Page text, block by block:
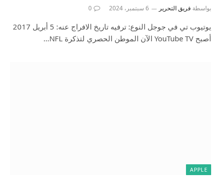
بواسطة فريق التحرير 6 سبتمبر، 2024 0
يوتيوب تي في جوجل النوع: ترفيه تاريخ الافراج عنه: 5 أبريل 2017
أصبح YouTube TV الآن الموطن الحصري لتذكرة NFL…
APPLE